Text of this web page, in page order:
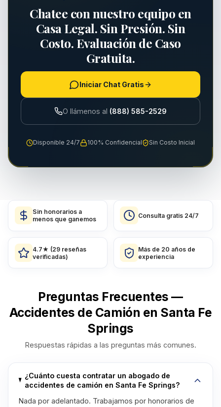
Chatee con nuestro equipo en
Casa Legal. Sin Presión. Sin
Costo. Evaluación de Caso
Gratuita.
Iniciar Chat Gratis
O llámenos al (888) 585-2529
Disponible 24/7 100% Confidencial Sin Costo Inicial
Sin honorarios a
menos que ganemos
Consulta gratis 24/7
4.7★ (29 reseñas
verificadas)
Más de 20 años de
experiencia
Preguntas Frecuentes —
Accidentes de Camión en Santa Fe
Springs
Respuestas rápidas a las preguntas más comunes.
¿Cuánto cuesta contratar un abogado de
accidentes de camión en Santa Fe Springs?
Nada por adelantado. Trabajamos por honorarios de